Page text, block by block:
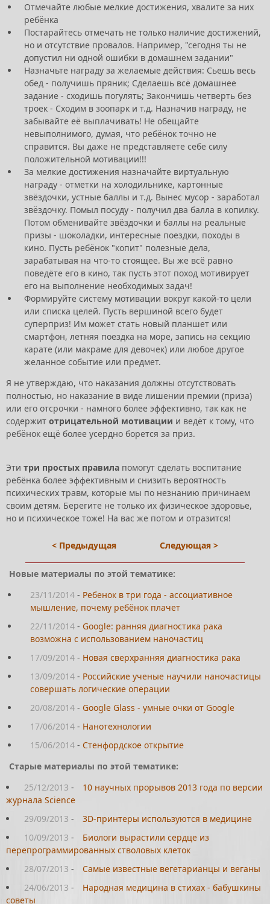
Отмечайте любые мелкие достижения, хвалите за них
ребёнка
Постарайтесь отмечать не только наличие достижений,
но и отсутствие провалов. Например, "сегодня ты не
допустил ни одной ошибки в домашнем задании"
Назначьте награду за желаемые действия: Сьешь весь
обед - получишь пряник; Сделаешь всё домашнее
задание - сходишь погулять; Закончишь четверть без
троек - Сходим в зоопарк и т.д. Назначив награду, не
забывайте её выплачивать! Не обещайте
невыполнимого, думая, что ребёнок точно не
справится. Вы даже не представляете себе силу
положительной мотивации!!!
За мелкие достижения назначайте виртуальную
награду - отметки на холодильнике, картонные
звёздочки, устные баллы и т.д. Вынес мусор - заработал
звёздочку. Помыл посуду - получил два балла в копилку.
Потом обменивайте звёздочки и баллы на реальные
призы - шоколадки, интересные поездки, походы в
кино. Пусть ребёнок "копит" полезные дела,
зарабатывая на что-то стоящее. Вы же всё равно
поведёте его в кино, так пусть этот поход мотивирует
его на выполнение необходимых задач!
Формируйте систему мотивации вокруг какой-то цели
или списка целей. Пусть вершиной всего будет
суперприз! Им может стать новый планшет или
смартфон, летняя поездка на море, запись на секцию
карате (или макраме для девочек) или любое другое
желанное событие или предмет.
Я не утверждаю, что наказания должны отсутствовать
полностью, но наказание в виде лишении премии (приза)
или его отсрочки - намного более эффективно, так как не
содержит отрицательной мотивации и ведёт к тому, что
ребёнок ещё более усердно борется за приз.
Эти три простых правила помогут сделать воспитание
ребёнка более эффективным и снизить вероятность
психических травм, которые мы по незнанию причинаем
своим детям. Берегите не только их физическое здоровье,
но и психическое тоже! На вас же потом и отразится!
< Предыдущая Следующая >
Новые материалы по этой тематике:
23/11/2014 - Ребенок в три года - ассоциативное
мышление, почему ребёнок плачет
22/11/2014 - Google: ранняя диагностика рака
возможна с использованием наночастиц
17/09/2014 - Новая сверхранняя диагностика рака
13/09/2014 - Российские ученые научили наночастицы
совершать логические операции
20/08/2014 - Google Glass - умные очки от Google
17/06/2014 - Нанотехнологии
15/06/2014 - Стенфордское открытие
Старые материалы по этой тематике:
25/12/2013 -
10 научных прорывов 2013 года по версии
журнала Science
29/09/2013 -
3D-принтеры используются в медицине
10/09/2013 -
Биологи вырастили сердце из
перепрограммированных стволовых клеток
28/07/2013 -
Самые известные вегетарианцы и веганы
24/06/2013 -
Народная медицина в стихах - бабушкины
советы